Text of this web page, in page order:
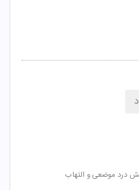
درد موضعی و التهاب